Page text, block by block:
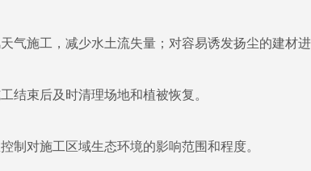
施工，减少水土流失量；对容易诱发扬尘的建材进
束后及时清理场地和植被恢复。
对施工区域生态环境的影响范围和程度。